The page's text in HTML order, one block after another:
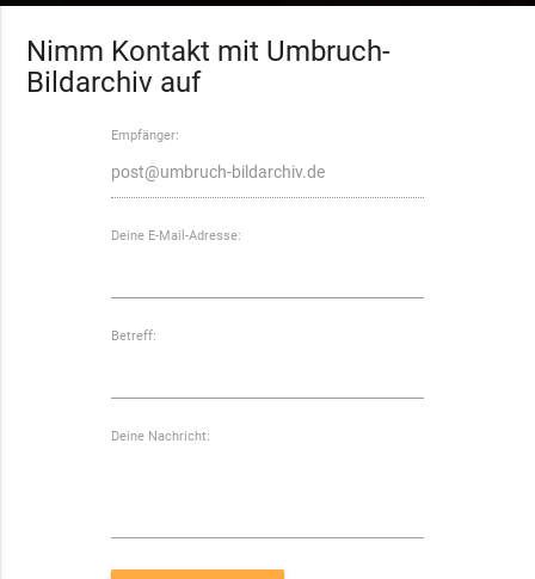
Nimm Kontakt mit Umbruch-
Bildarchiv auf
Empfänger:
Deine E-Mail-Adresse:
Betreff:
Deine Nachricht: